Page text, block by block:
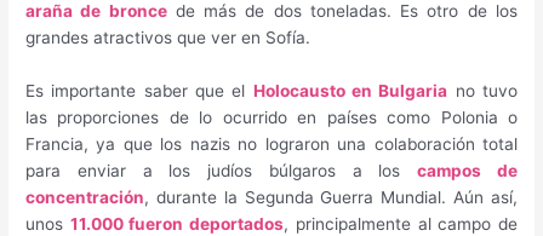
araña de broncede más de dos toneladas. Es otro de los
grandes atractivos que ver en Sofía.
Es importante saber que el Holocausto en Bulgaria no tuvo
las proporciones de lo ocurrido en países como Polonia o
Francia, ya que los nazis no lograron una colaboración total
para enviar a los judíos búlgaros a loscampos de
concentración, durante la Segunda Guerra Mundial. Aún así,
unos 11.000 fueron deportados, principalmente al campo de